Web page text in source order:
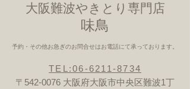
大阪難波やきとり専門店
​味鳥
予約・その他お急ぎのお問合せはお電話にて承っております。
TEL:06-6211-8734
〒542-0076 大阪府大阪市中央区難波1丁